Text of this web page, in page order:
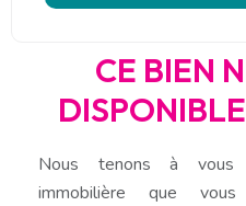
CE BIEN
Nous tenons à vous
immobilière que